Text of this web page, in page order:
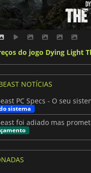
do jogo Dying Light
NOTÍCIAS
sistema